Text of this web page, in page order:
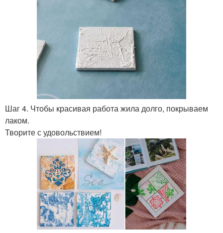
Шаг 4. Чтобы красивая работа жила долго, покрываем
лаком.
Творите с удовольствием!